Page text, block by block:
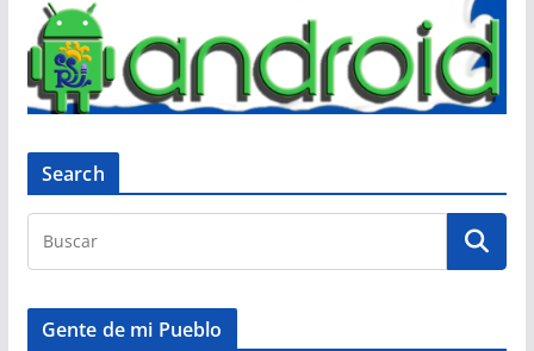
Search
Gente de mi Pueblo